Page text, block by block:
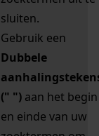
sluiten.
Gebruik een
Dubbele
(" ") aan het begin
en einde van uw